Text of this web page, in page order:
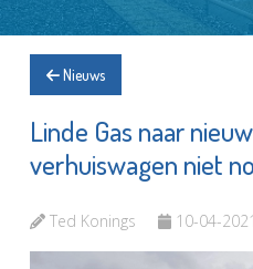
Nieuws
Linde Gas naar
verhuiswagen niet
Ted Konings 10-04-2021